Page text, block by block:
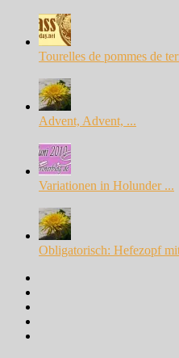
Tourelles de pommes de
Advent, Advent, ...
Variationen in Holunder ...
Obligatorisch: Hefezopf